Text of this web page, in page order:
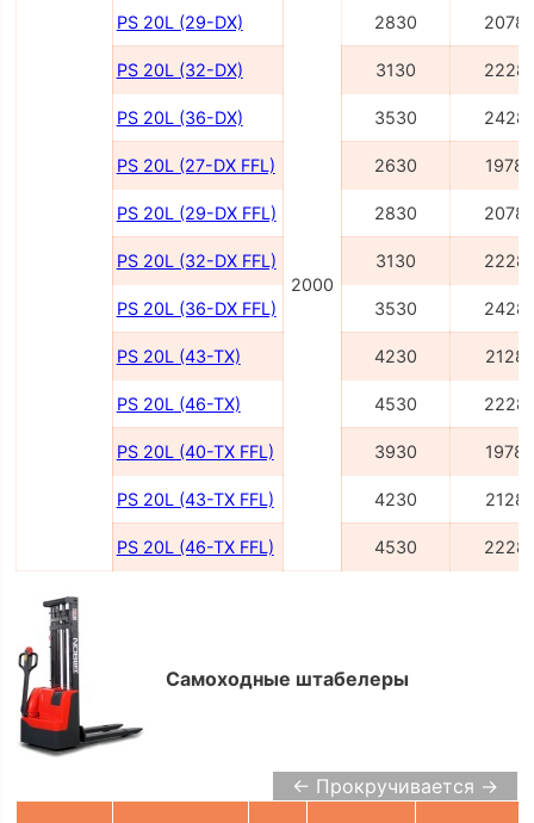
PS 20L (29-DX)
2000
2830 2078
PS 20L (32-DX) 3130 2228
PS 20L (36-DX) 3530 2428
PS 20L (27-DX FFL) 2630 1978
PS 20L (29-DX FFL) 2830 2078
PS 20L (32-DX FFL) 3130 2228
PS 20L (36-DX FFL) 3530 2428
PS 20L (43-TX) 4230 2128
PS 20L (46-TX) 4530 2228
PS 20L (40-TX FFL) 3930 1978
PS 20L (43-TX FFL) 4230 2128
PS 20L (46-TX FFL) 4530 2228
Самоходные штабелеры
← Прокручивается →